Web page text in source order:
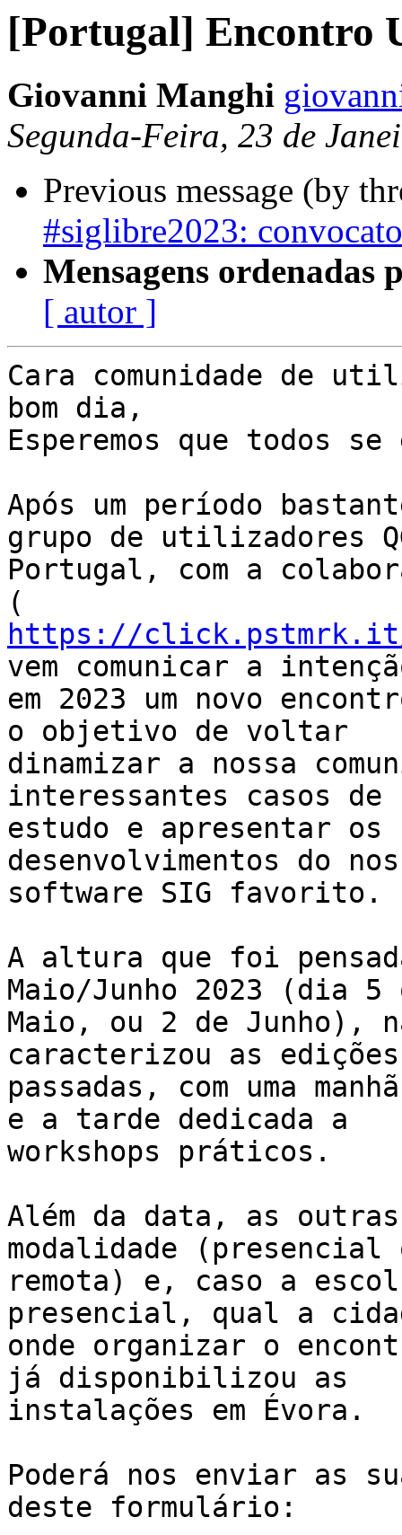
[Portugal] Encontro
Giovanni Manghi
Segunda-Feira, 23 de
Previous message (by
#siglibre2023:
Mensagens ordenadas
[ autor ]
Cara comunidade de
bom dia,
Esperemos que todos se
Após um período
grupo de utilizadores
Portugal, com a
https://click.pstmrk.it/
vem comunicar a
em 2023 um novo
o objetivo de voltar
dinamizar a nossa
interessantes casos de
estudo e apresentar
desenvolvimentos do
software SIG favorito.
A altura que foi
Maio/Junho 2023 (dia 5
Maio, ou 2 de Junho),
caracterizou as edições
passadas, com uma
e a tarde dedicada a
workshops práticos.
Além da data, as outras
modalidade (presencial
remota) e, caso a
presencial, qual a
onde organizar o
já disponibilizou as
instalações em Évora.
Poderá nos enviar as
deste formulário: